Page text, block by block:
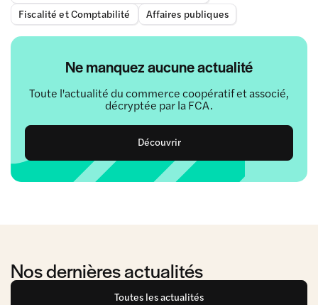
Fiscalité et Comptabilité
Affaires publiques
Ne manquez aucune actualité
Toute l'actualité du commerce coopératif et associé,
décryptée par la FCA.
Découvrir
Nos dernières actualités
Toutes les actualités